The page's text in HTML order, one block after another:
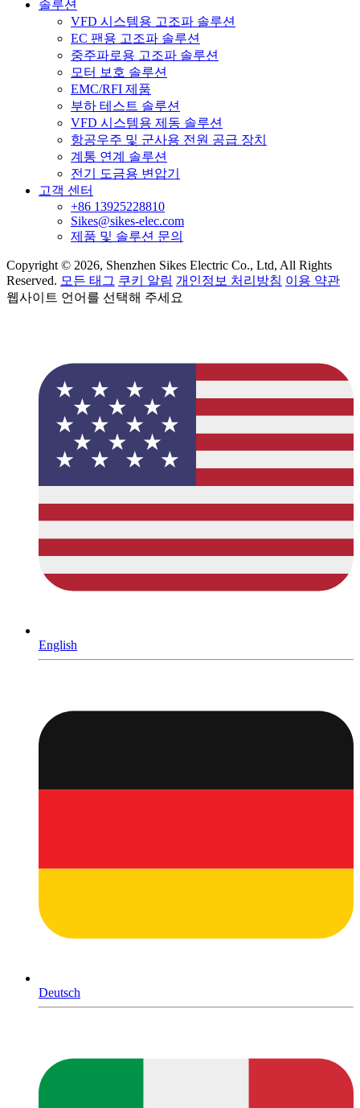
솔루션
VFD 시스템용 고조파 솔루션
EC 팬용 고조파 솔루션
중주파로용 고조파 솔루션
모터 보호 솔루션
EMC/RFI 제품
부하 테스트 솔루션
VFD 시스템용 제동 솔루션
항공우주 및 군사용 전원 공급 장치
계통 연계 솔루션
전기 도금용 변압기
고객 센터
+86 13925228810
Sikes@sikes-elec.com
제품 및 솔루션 문의
Copyright © 2026, Shenzhen Sikes Electric Co., Ltd, All Rights
Reserved. 모든 태그 쿠키 알림 개인정보 처리방침 이용 약관
웹사이트 언어를 선택해 주세요
English
Deutsch